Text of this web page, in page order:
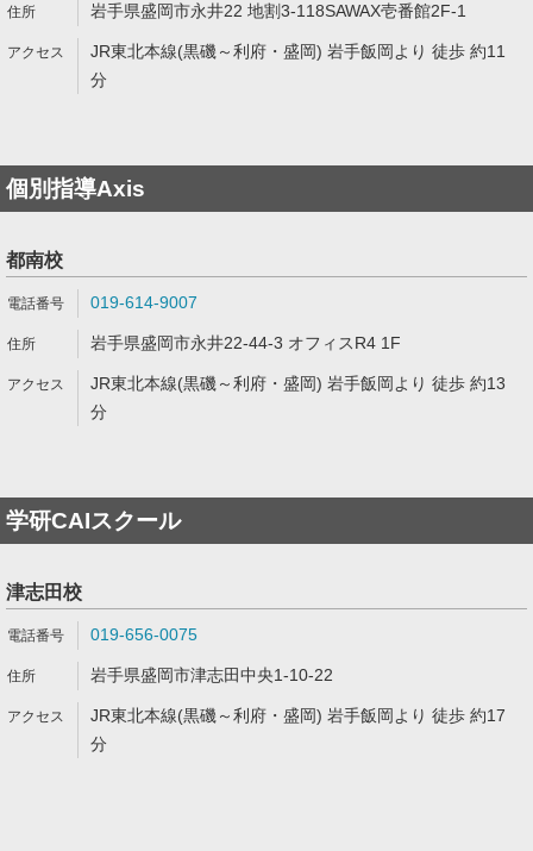
岩手県盛岡市永井22 地割3-118SAWAX壱番館2F-1
JR東北本線(黒磯～利府・盛岡) 岩手飯岡より 徒歩 約11
分
個別指導Axis
都南校
019-614-9007
岩手県盛岡市永井22-44-3 オフィスR4 1F
JR東北本線(黒磯～利府・盛岡) 岩手飯岡より 徒歩 約13
分
学研CAIスクール
津志田校
019-656-0075
岩手県盛岡市津志田中央1-10-22
JR東北本線(黒磯～利府・盛岡) 岩手飯岡より 徒歩 約17
分